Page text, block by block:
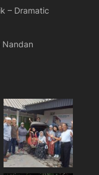
– Dramatic
Nandan